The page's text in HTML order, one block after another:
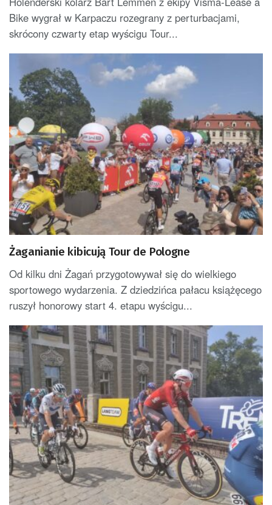
Bike wygrał w Karpaczu rozegrany z perturbacjami,
skrócony czwarty etap wyścigu Tour...
Żaganianie kibicują Tour de Pologne
Od kilku dni Żagań przygotowywał się do wielkiego
sportowego wydarzenia. Z dziedzińca pałacu książęcego
ruszył honorowy start 4. etapu wyścigu...